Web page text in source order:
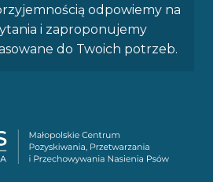
odpowiemy na
i zaproponujemy
do Twoich potrzeb.